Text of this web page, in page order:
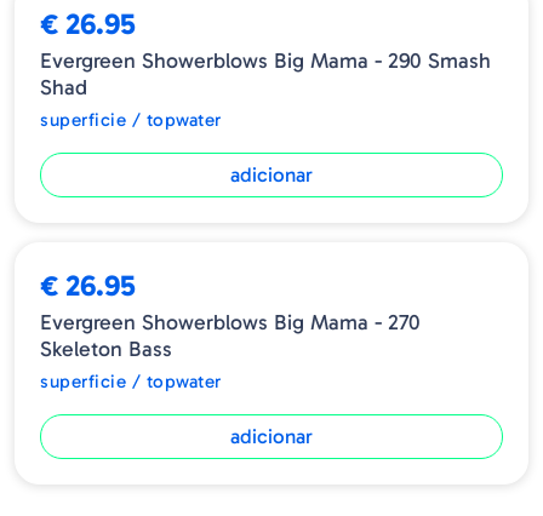
€ 26.95
Evergreen Showerblows Big Mama - 290 Smash
Shad
superficie / topwater
adicionar
€ 26.95
Evergreen Showerblows Big Mama - 270
Skeleton Bass
superficie / topwater
adicionar